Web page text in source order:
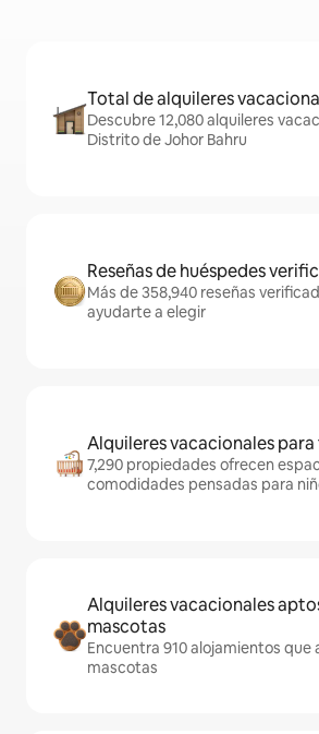
Total de alquileres
Descubre 12,080 alquileres
Distrito de Johor Bahru
Reseñas de huéspedes
Más de 358,940 reseñas
ayudarte a elegir
Alquileres vacacionales
7,290 propiedades ofrecen
comodidades pensadas para
Alquileres vacacionales
mascotas
Encuentra 910 alojamientos que
mascotas